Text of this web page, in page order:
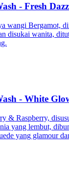
- Fresh
wangi Bergamot,
disukai wanita,
- White
& Raspberry,
yang lembut,
yang glamour